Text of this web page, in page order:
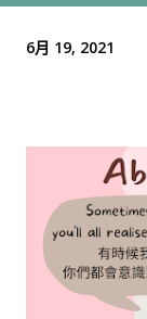
6月 19, 2021